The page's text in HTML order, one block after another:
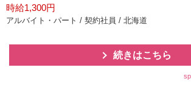
時給1,300円
アルバイト・パート / 契約社員 / 北海道
続きはこちら